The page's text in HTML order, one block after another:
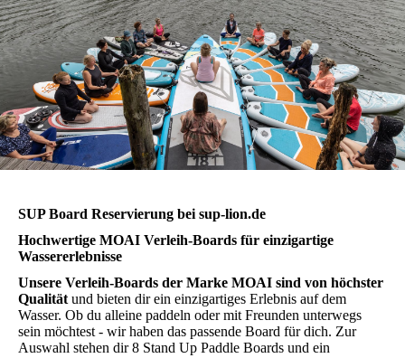
Stand Up Paddle Board
Vermietung
Berlin & Brandenburg
SUP Board Reservierung bei sup-lion.de
Hochwertige MOAI Verleih-Boards für einzigartige
Wassererlebnisse
Unsere Verleih-Boards der Marke MOAI sind von höchster
Qualität und bieten dir ein einzigartiges Erlebnis auf dem
Wasser. Ob du alleine paddeln oder mit Freunden unterwegs
sein möchtest - wir haben das passende Board für dich. Zur
Auswahl stehen dir 8 Stand Up Paddle Boards und ein